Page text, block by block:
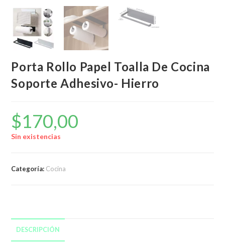
Porta Rollo Papel Toalla De Cocina
Soporte Adhesivo- Hierro
$170,00
Sin existencias
Categoría: Cocina
DESCRIPCIÓN